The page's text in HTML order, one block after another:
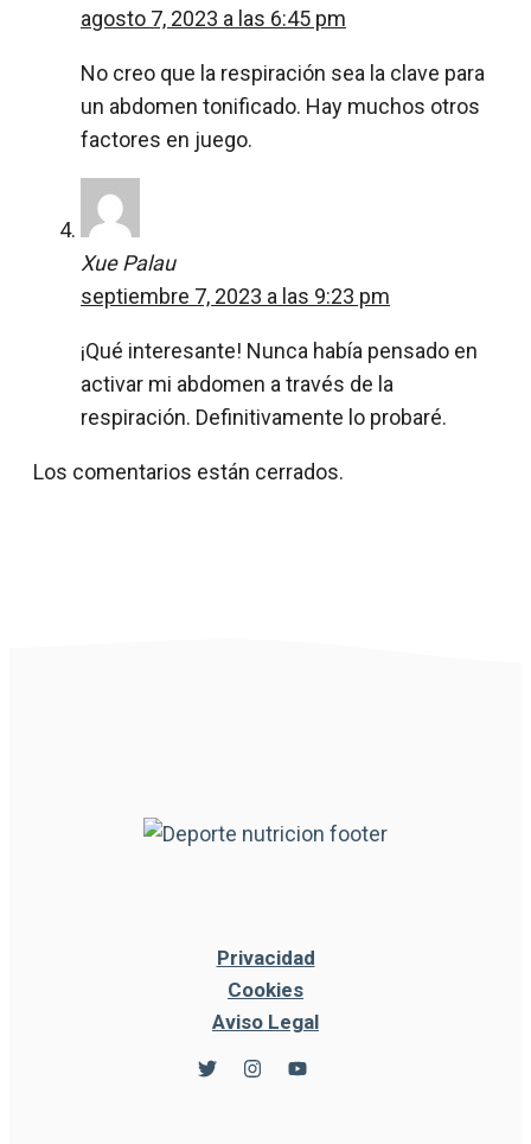
agosto 7, 2023 a las 6:45 pm
No creo que la respiración sea la clave para
un abdomen tonificado. Hay muchos otros
factores en juego.
Xue Palau
septiembre 7, 2023 a las 9:23 pm
¡Qué interesante! Nunca había pensado en
activar mi abdomen a través de la
respiración. Definitivamente lo probaré.
Los comentarios están cerrados.
Privacidad
Cookies
Aviso Legal